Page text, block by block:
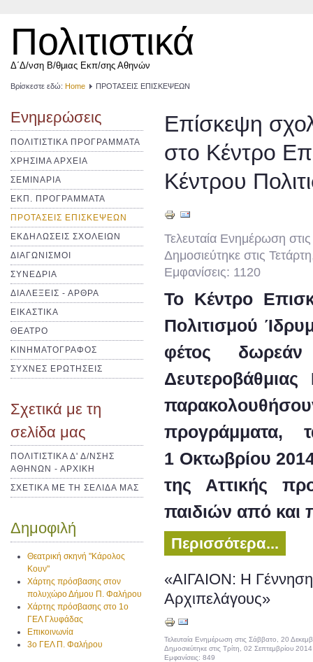
Πολιτιστικά
Δ΄Δ/νση Β/θμιας Εκπ/σης Αθηνών
Βρίσκεστε εδώ: Home ΠΡΟΤΑΣΕΙΣ ΕΠΙΣΚΕΨΕΩΝ
Ενημερώσεις
ΠΟΛΙΤΙΣΤΙΚΑ ΠΡΟΓΡΑΜΜΑΤΑ
ΧΡΗΣΙΜΑ ΑΡΧΕΙΑ
ΣΕΜΙΝΑΡΙΑ
ΕΚΠ. ΠΡΟΓΡΑΜΜΑΤΑ
ΠΡΟΤΑΣΕΙΣ ΕΠΙΣΚΕΨΕΩΝ
ΕΚΔΗΛΩΣΕΙΣ ΣΧΟΛΕΙΩΝ
ΔΙΑΓΩΝΙΣΜΟΙ
ΣΥΝΕΔΡΙΑ
ΔΙΑΛΕΞΕΙΣ - ΑΡΘΡΑ
ΕΙΚΑΣΤΙΚΑ
ΘΕΑΤΡΟ
ΚΙΝΗΜΑΤΟΓΡΑΦΟΣ
ΣΥΧΝΕΣ ΕΡΩΤΗΣΕΙΣ
Σχετικά με τη
σελίδα μας
ΠΟΛΙΤΙΣΤΙΚΑ Δ' Δ/ΝΣΗΣ
ΑΘΗΝΩΝ - ΑΡΧΙΚΗ
ΣΧΕΤΙΚΑ ΜΕ ΤΗ ΣΕΛΙΔΑ ΜΑΣ
Δημοφιλή
Θεατρική σκηνή "Κάρολος
Κουν"
Χάρτης πρόσβασης στον
πολυχώρο Δήμου Π. Φαλήρου
Χάρτης πρόσβασης στο 1ο
ΓΕΛ Γλυφάδας
Επικοινωνία
3ο ΓΕΛ Π. Φαλήρου
Επίσκεψη
στο Κέντρο
Κέντρου
Τελευταία Ενημέρωση
Δημοσιεύτηκε στις
Εμφανίσεις: 1120
Το Κέντρο
Πολιτισμού
φέτος
προγράμματα,
1 Οκτωβρίου
της Αττικής
παιδιών από και
Περισσότερα...
«ΑΙΓΑΙΟΝ: Η
Αρχιπελάγους»
Τελευταία Ενημέρωση στις Σάββατο, 20
Δημοσιεύτηκε στις Τρίτη, 02 Σεπτεμβρίου
Εμφανίσεις: 849